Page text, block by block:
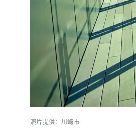
照片提供：川崎市